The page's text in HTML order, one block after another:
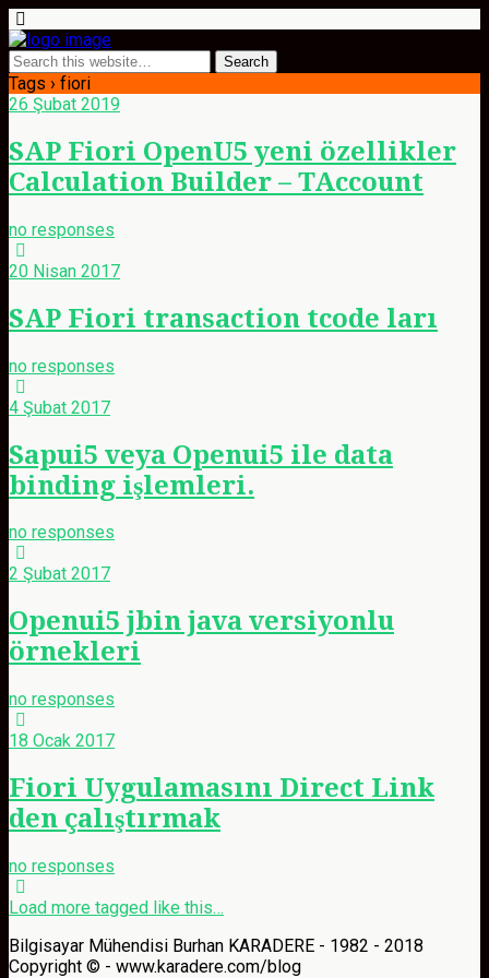
Tags › fiori
26 Şubat 2019
SAP Fiori OpenU5 yeni özellikler
Calculation Builder – TAccount
no responses
20 Nisan 2017
SAP Fiori transaction tcode ları
no responses
4 Şubat 2017
Sapui5 veya Openui5 ile data
binding işlemleri.
no responses
2 Şubat 2017
Openui5 jbin java versiyonlu
örnekleri
no responses
18 Ocak 2017
Fiori Uygulamasını Direct Link
den çalıştırmak
no responses
Load more tagged like this…
Bilgisayar Mühendisi Burhan KARADERE - 1982 - 2018
Copyright © - www.karadere.com/blog